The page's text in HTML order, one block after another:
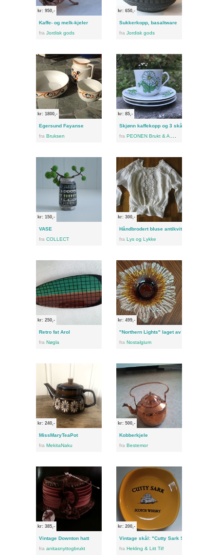
kr: 950,-
Kaffe- og melk-kjeler
fra Jordisk gods
kr: 650,-
Sukkerkopp, basaltware
fra Jordisk gods
kr: 1800,-
Egersund Fayanse
fra Bruksen
kr: 85,-
Skjønn kaffekopp og 3 skåler, med motiv
fra PEONEN Brukt & Antikk
kr: 150,-
VASE
fra COLLECT
kr: 300,-
Håndbrodert bluse antikvitet
fra Lys og Lykke
kr: 250,-
Retro fat Arol
fra Nøgla
kr: 499,-
"Northern Lights" laget av
fra Nostalgium
kr: 240,-
MissMaryTeaPot
fra MekitaNaku
kr: 500,-
Kobberkjele
fra Bestemor
kr: 385,-
Vintage Downton hatt
fra anitasnyttogbrukt
kr: 200,-
Vintage skål: "Cutty Sark Scotch Whisky"
fra Hekling & Litt Til!